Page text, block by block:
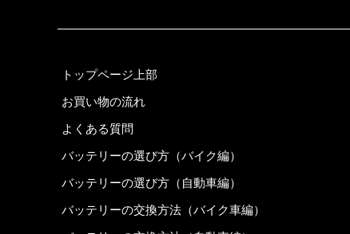
トップページ上部
お買い物の流れ
よくある質問
バッテリーの選び方（バイク編）
バッテリーの選び方（自動車編）
バッテリーの交換方法（バイク車編）